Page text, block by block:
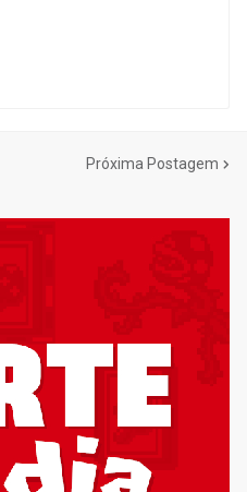
Próxima Postagem